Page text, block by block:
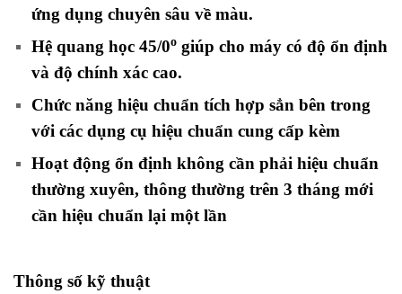
ứng dụng chuyên sâu về màu.
Hệ quang học 45/0o giúp cho máy có độ ổn định
và độ chính xác cao.
Chức năng hiệu chuẩn tích hợp sẳn bên trong
với các dụng cụ hiệu chuẩn cung cấp kèm
Hoạt động ổn định không cần phải hiệu chuẩn
thường xuyên, thông thường trên 3 tháng mới
cần hiệu chuẩn lại một lần
Thông số kỹ thuật